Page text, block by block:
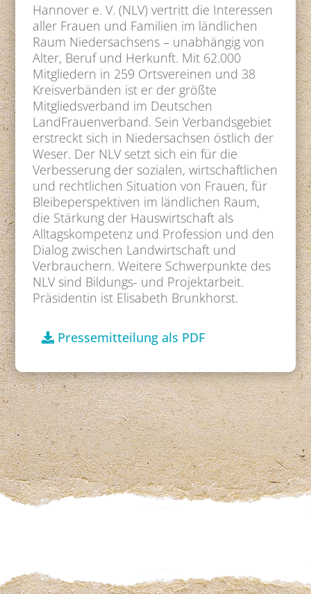
Hannover e. V. (NLV) vertritt die Interessen
aller Frauen und Familien im ländlichen
Raum Niedersachsens – unabhängig von
Alter, Beruf und Herkunft. Mit 62.000
Mitgliedern in 259 Ortsvereinen und 38
Kreisverbänden ist er der größte
Mitgliedsverband im Deutschen
LandFrauenverband. Sein Verbandsgebiet
erstreckt sich in Niedersachsen östlich der
Weser. Der NLV setzt sich ein für die
Verbesserung der sozialen, wirtschaftlichen
und rechtlichen Situation von Frauen, für
Bleibeperspektiven im ländlichen Raum,
die Stärkung der Hauswirtschaft als
Alltagskompetenz und Profession und den
Dialog zwischen Landwirtschaft und
Verbrauchern. Weitere Schwerpunkte des
NLV sind Bildungs- und Projektarbeit.
Präsidentin ist Elisabeth Brunkhorst.
Pressemitteilung als PDF